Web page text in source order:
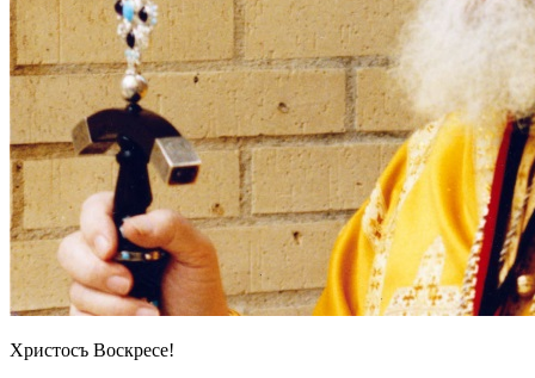
Христосъ Воскресе!